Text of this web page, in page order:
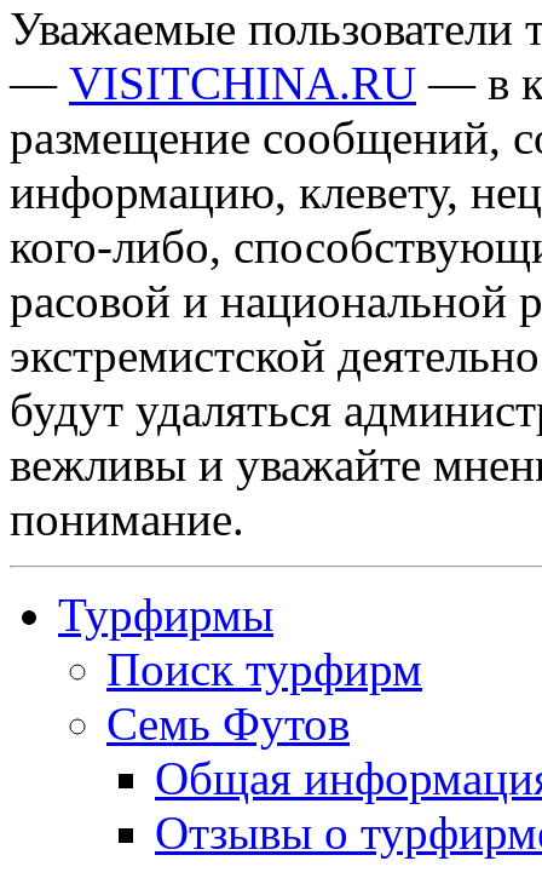
Уважаемые пользователи
— VISITCHINA.RU — в
размещение сообщений,
информацию, клевету,
кого-либо,
расовой и национальной
экстремистской
будут удаляться
вежливы и уважайте
понимание.
Турфирмы
Поиск турфирм
Семь Футов
Общая
Отзывы о